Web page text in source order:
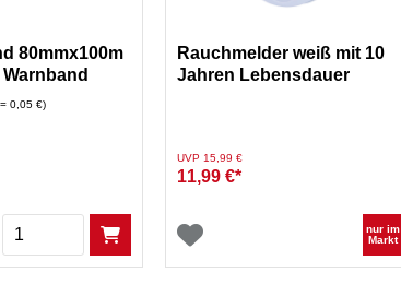
80mmx100m
0,05 €)
Menge
Rauchmelder weiß mit 10
Jahren Lebensdauer
Preis reduziert von
UVP 15,99 €auf
11,99 €*
nur im
Markt